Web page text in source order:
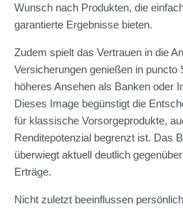
Wunsch nach Produkten, die
garantierte Ergebnisse bieten.
Zudem spielt das Vertrauen in die
Versicherungen genießen in puncto
höheres Ansehen als Banken oder
Dieses Image begünstigt die
für klassische Vorsorgeprodukte,
Renditepotenzial begrenzt ist. Das
überwiegt aktuell deutlich
Erträge.
Nicht zuletzt beeinflussen